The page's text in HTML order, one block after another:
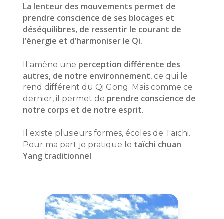
La lenteur des mouvements permet de
prendre conscience de ses blocages et
déséquilibres, de ressentir le courant de
l’énergie et d’harmoniser le Qi.
Il amène une perception différente des
autres, de notre environnement, ce qui le
rend différent du Qi Gong. Mais comme ce
dernier, il permet de prendre conscience de
notre corps et de notre esprit.
Il existe plusieurs formes, écoles de Taïchi.
Pour ma part je pratique le taïchi chuan
Yang traditionnel.